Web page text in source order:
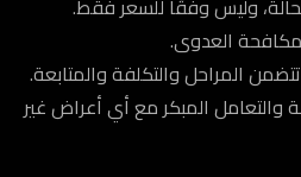
وليس وفقًا للسعر فقط.
ومكافحة العدوى.
المراحل والتكلفة والمتابعة.
والتعامل المبكر مع أي أعراض غير